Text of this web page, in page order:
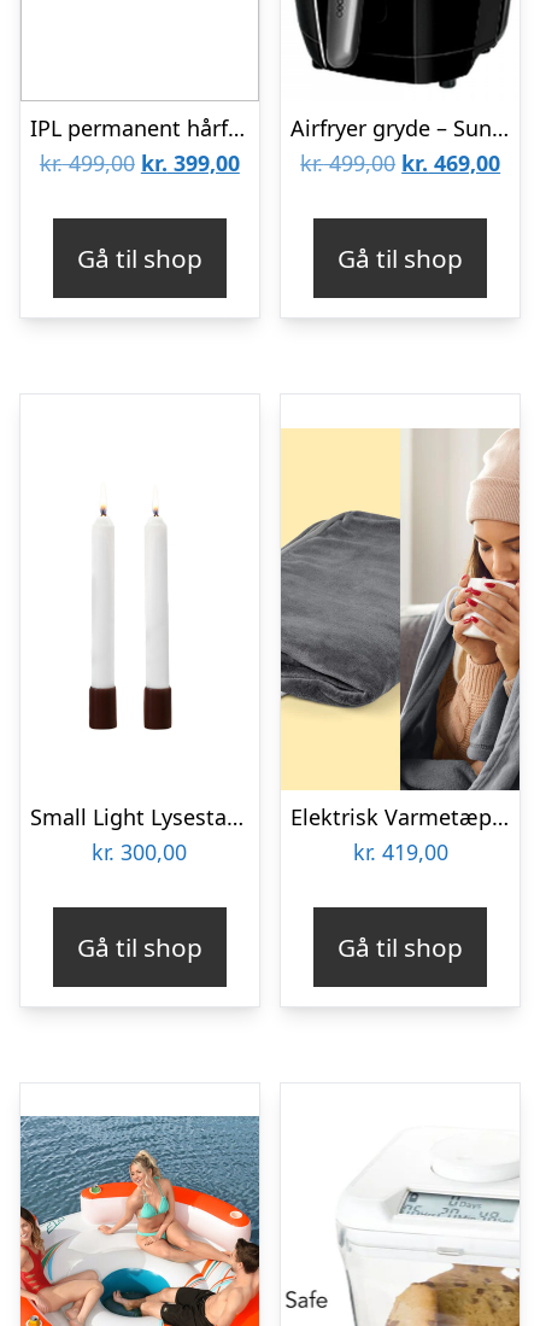
IPL permanent hårfjerner
kr.499,00 Den
var:
kr. 499,00.
kr. 399,00Den
kr. 399,00.
Gå til shop
Airfryer gryde – Sund madlavning
kr.499,00 Den
var:
kr. 499,00.
kr. 469,00Den
kr.
Gå til shop
Small Light Lysestager, Bordeaux (2 stk)
kr. 300,00
Gå til shop
Elektrisk Varmetæppe – Cozy
kr. 419,00
Gå til shop